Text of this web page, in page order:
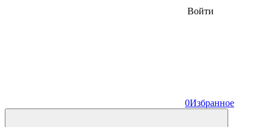
Войти
0Избранное